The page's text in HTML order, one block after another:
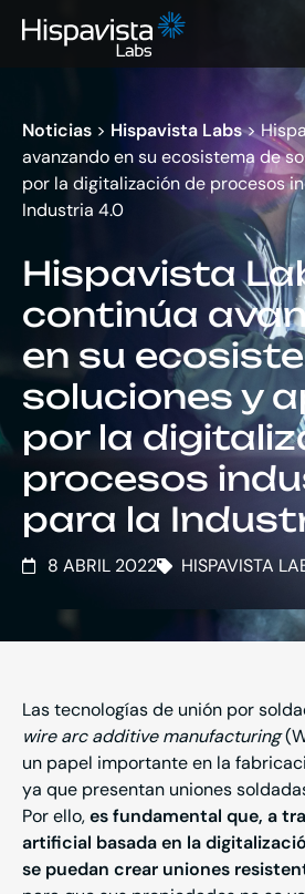
Noticias > Hispavista Labs>
avanzando en su ecosistema de
por la digitalización de procesos
Industria 4.0
Hispavista
continúa
en su
soluciones y
por la
procesos
para la
8 ABRIL 2022 HISPAVISTA
Las tecnologías de unión por
wire arc additive manufacturing
un papel importante en la
ya que presentan uniones
Por ello,es fundamental que, a
artificial basada en la
se puedan crear uniones